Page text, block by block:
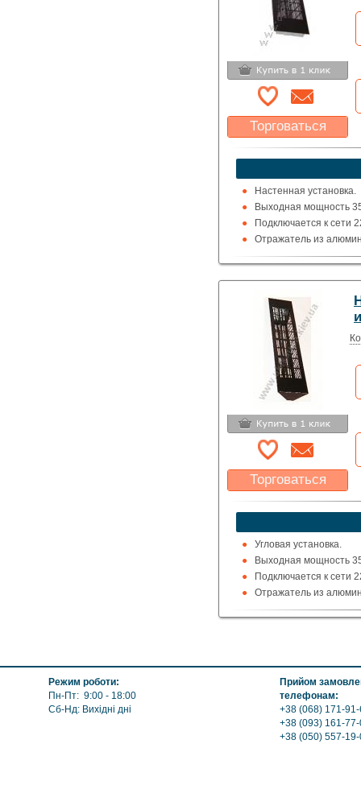
Торговаться
Какая цена Вас
устроит?
Указать цену
Настенная установка.
Выходная мощность
Подключается к сети
Отражатель из
Излучатель из
Торговаться
Какая цена Вас
устроит?
Указать цену
Угловая установка.
Выходная мощность
Подключается к сети
Отражатель из
Излучатель из
Режим роботи:
Пн-Пт: 9:00 - 18:00
Сб-Нд: Вихідні дні
Прийом
телефонам:
+38 (068) 171-91-
+38 (093) 161-
+38 (050) 557-